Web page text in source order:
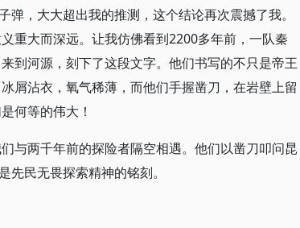
，大大超出我的推测，这个结论再次震撼了我。
重大而深远。让我仿佛看到2200多年前，一队秦
到河源，刻下了这段文字。他们书写的不只是帝王
屑沾衣，氧气稀薄，而他们手握凿刀，在岩壁上留
何等的伟大！
与两千年前的探险者隔空相遇。他们以凿刀叩问昆
先民无畏探索精神的铭刻。